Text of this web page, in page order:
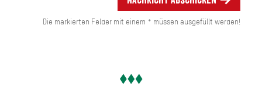
Die markierten Felder mit einem * müssen ausgefüllt werden!